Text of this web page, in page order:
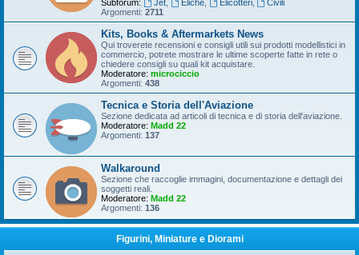
Subforum:
Jet, Eliche, Elicotteri,
Civili
Argomenti: 2711
Kits, Books & Aftermarkets News
Qui troverete recensioni e consigli utili sui prodotti modellistici in
commercio, potrete mostrare le ultime scoperte fatte in rete o
chiedere consigli su quali kit acquistare.
Moderatore: microciccio
Argomenti: 438
Tecnica e Storia dell'Aviazione
Sezione dedicata ad articoli di tecnica e di storia dell'aviazione.
Moderatore: Madd 22
Argomenti: 137
Walkaround
Sezione che raccoglie immagini, documentazione e dettagli dei
soggetti reali.
Moderatore: Madd 22
Argomenti: 136
Figurini, Miniature e Diorami